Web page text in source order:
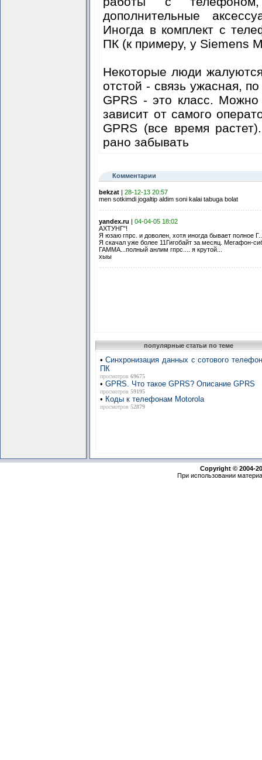
дополнительные
Иногда в комплект с
ПК (к примеру, у Siemens
Некоторые люди
отстой - связь ужасная,
GPRS - это класс. Можно
зависит от самого
GPRS (все время
рано забывать
Комментарии
bekzat| 28-12-13 20:57
men sotkimdi jogaltip aldim soni kalai tabuga bolat
yandex.ru | 04-04-05 18:02
АХТУНГ"!
Я юзаю гпрс. и доволен, хотя иногда бывает полное
Я скачал уже более 11Гигобайт за месяц. Мегафон-
ГАММА...полный анлим гпрс.... я крутой...
хыы
популярные статьи по теме
•Синхронизация данных с сотового
ПК
просмотров 69675
• GPRS. Что такое GPRS? Описание GPRS
просмотров 59195
• Коды к телефонам Motorola
просмотров 52879
Copyright © 2004-
При использовании